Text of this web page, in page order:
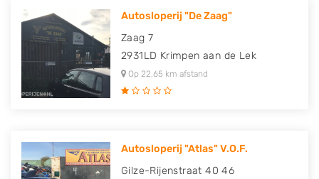
Autosloperij "De Zaag"
Zaag 7
2931LD Krimpen aan de Lek
Op 22,65 km afstand
Autosloperij "Atlas" V.O.F.
Gilze-Rijenstraat 40 46